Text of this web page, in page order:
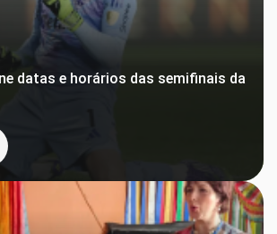
datas e horários das semifinais da